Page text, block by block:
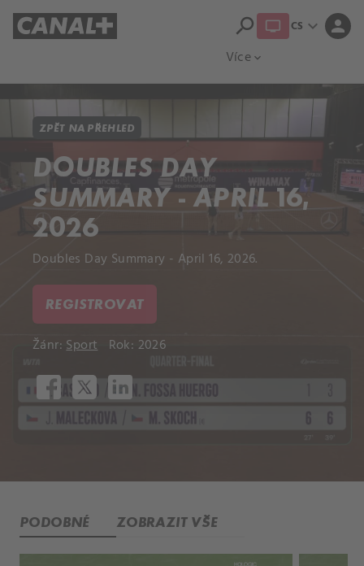
Více expand_more
search CS expand_more person
ZPĚT NA PŘEHLED
DOUBLES DAY
SUMMARY - APRIL 16,
2026
Doubles Day Summary - April 16, 2026.
REGISTROVAT
Žánr:Sport Rok: 2026
PODOBNÉ ZOBRAZIT VŠE